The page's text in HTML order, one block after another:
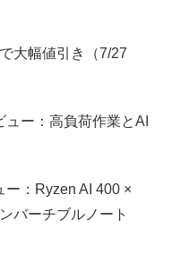
大幅値引き（7/27
ー：高負荷作業とAI
ー：Ryzen AI 400 ×
バーチブルノート